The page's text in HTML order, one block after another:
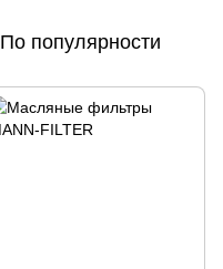
По популярности